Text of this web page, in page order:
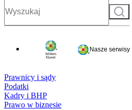
Szukaj
Nasze serwisy
Prawnicy i sądy
Podatki
Kadry i BHP
Prawo w biznesie